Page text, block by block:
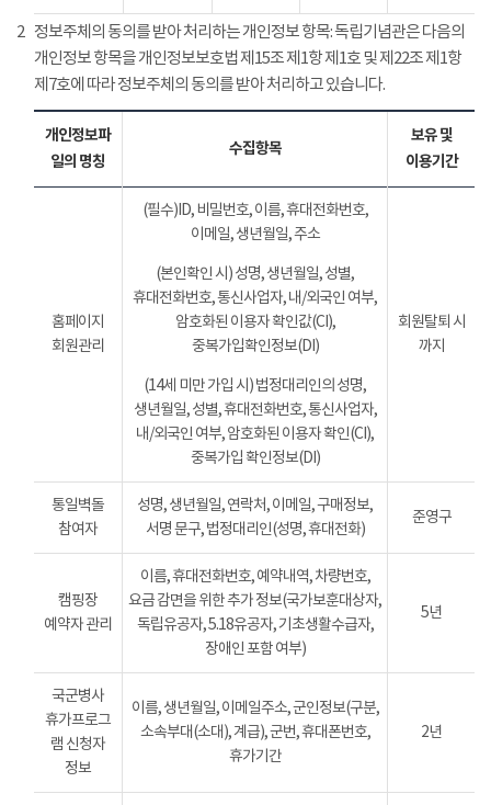
2 정보주체의 동의를 받아 처리하는 개인정보 항목: 독립기념관은 다음의
개인정보 항목을 개인정보보호법 제15조 제1항 제1호 및 제22조 제1항
제7호에 따라 정보주체의 동의를 받아 처리하고 있습니다.
개인정보파
일의 명칭
수집항목
보유 및
이용기간
홈페이지
회원관리
(필수)ID, 비밀번호, 이름, 휴대전화번호,
이메일, 생년월일, 주소
(본인확인 시) 성명, 생년월일, 성별,
휴대전화번호, 통신사업자, 내/외국인 여부,
암호화된 이용자 확인값(CI),
중복가입확인정보(DI)
(14세 미만 가입 시) 법정대리인의 성명,
생년월일, 성별, 휴대전화번호, 통신사업자,
내/외국인 여부, 암호화된 이용자 확인(CI),
중복가입 확인정보(DI)
회원탈퇴 시
까지
통일벽돌
참여자
성명, 생년월일, 연락처, 이메일, 구매정보,
서명 문구, 법정대리인(성명, 휴대전화)
준영구
캠핑장
예약자 관리
이름, 휴대전화번호, 예약내역, 차량번호,
요금 감면을 위한 추가 정보(국가보훈대상자,
독립유공자, 5.18유공자, 기초생활수급자,
장애인 포함 여부)
5년
국군병사
휴가프로그
램 신청자
정보
이름, 생년월일, 이메일주소, 군인정보(구분,
소속부대(소대), 계급), 군번, 휴대폰번호,
휴가기간
2년